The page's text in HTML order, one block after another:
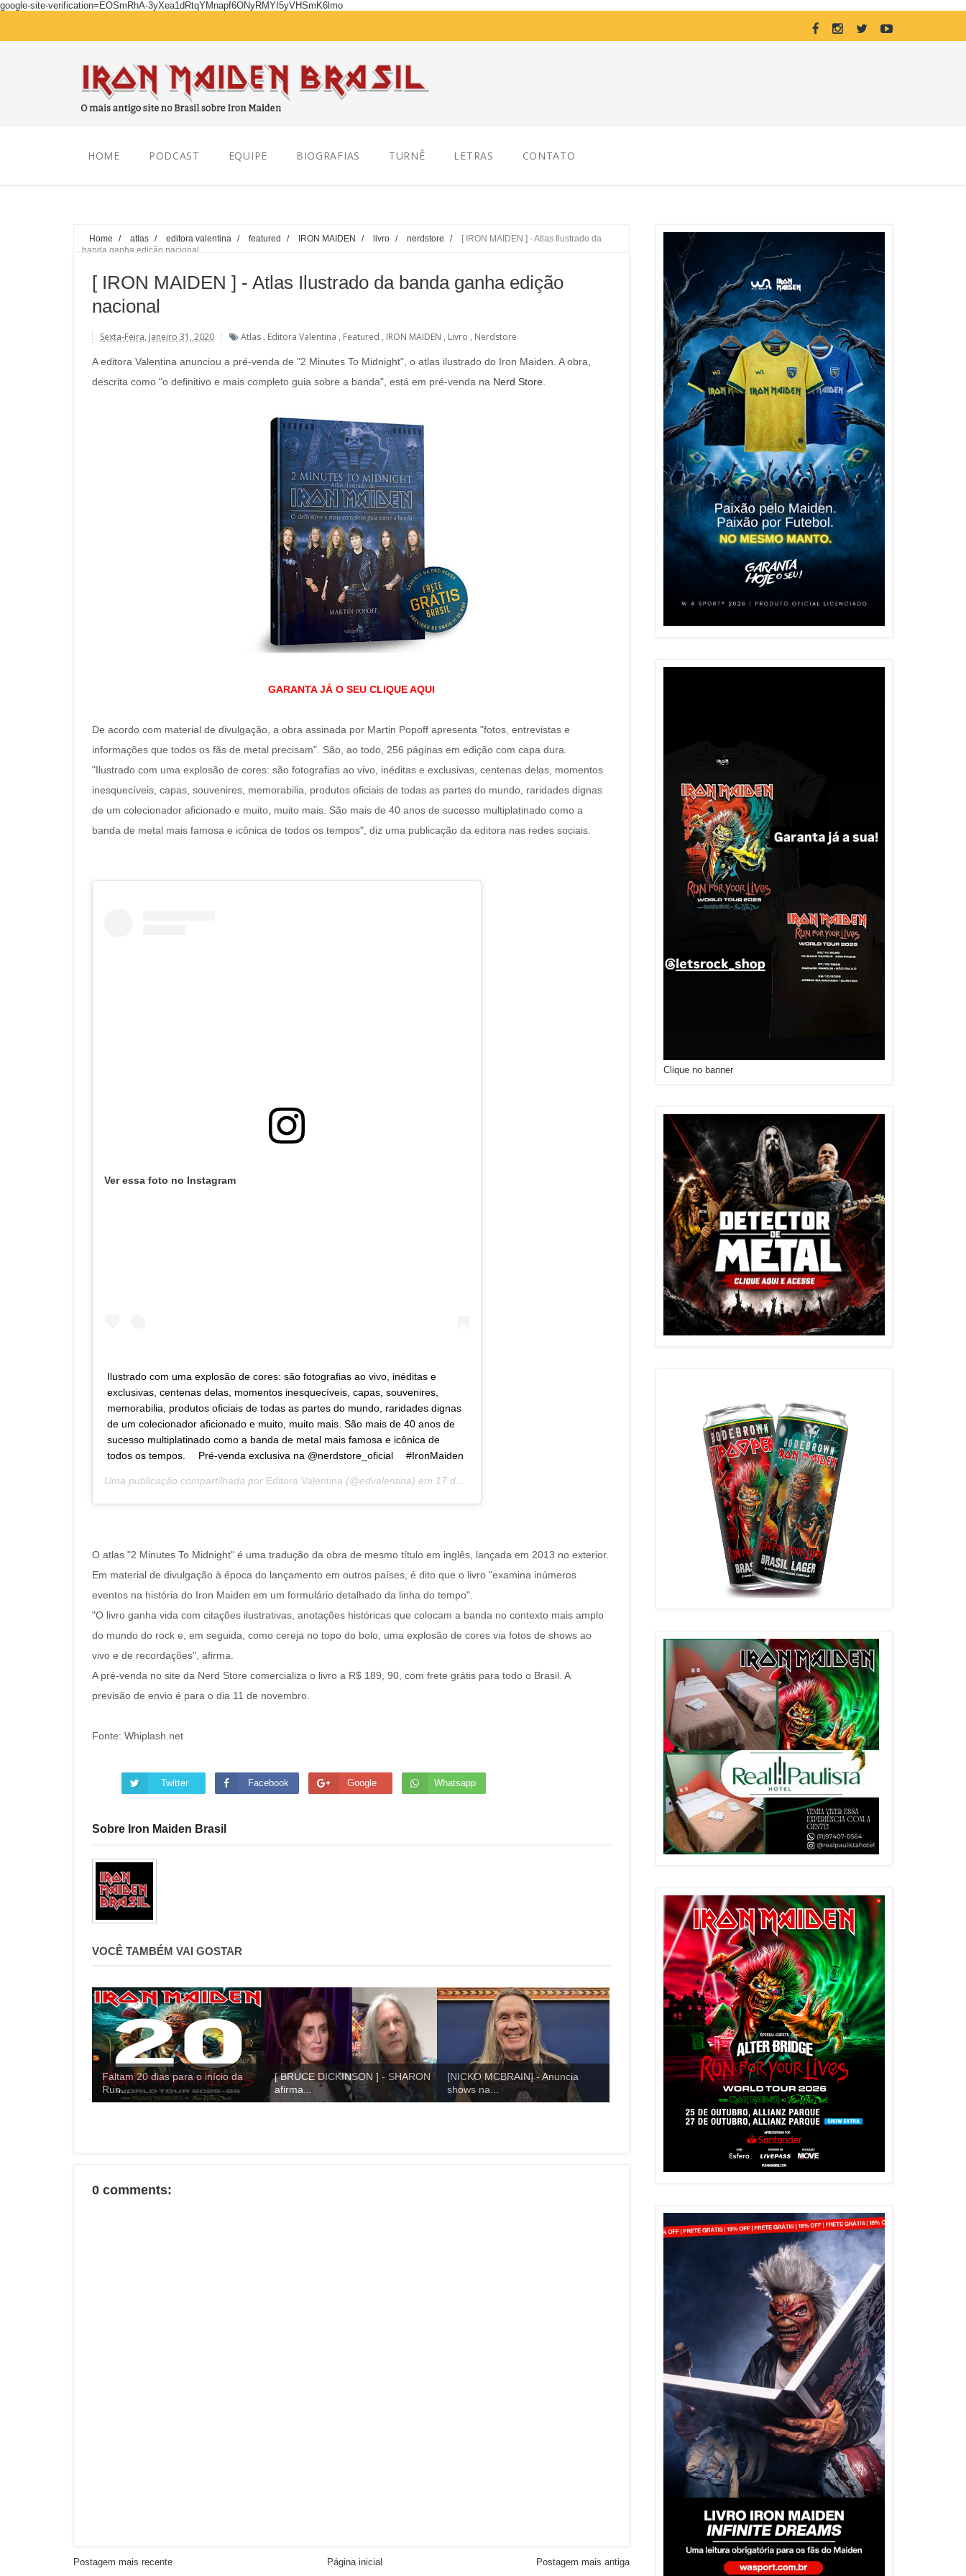
google-site-verification=EOSmRhA-3yXea1dRtqYMnapf6ONyRMYI5yVHSmK6lmo
HOME PODCAST EQUIPE BIOGRAFIAS TURNÊ LETRAS CONTATO
Home / atlas / editora valentina / featured / IRON MAIDEN / livro / nerdstore /
[ IRON MAIDEN ] - Atlas Ilustrado da
banda ganha edição nacional
[ IRON MAIDEN ] - Atlas Ilustrado da banda ganha edição
nacional
Sexta-Feira, Janeiro 31, 2020 Atlas , Editora Valentina , Featured , IRON MAIDEN , Livro , Nerdstore
A editora Valentina anunciou a pré-venda de "2 Minutes To Midnight", o atlas ilustrado do Iron Maiden. A obra,
descrita como "o definitivo e mais completo guia sobre a banda", está em pré-venda na Nerd Store.
GARANTA JÁ O SEU CLIQUE AQUI
De acordo com material de divulgação, a obra assinada por Martin Popoff apresenta "fotos, entrevistas e
informações que todos os fãs de metal precisam". São, ao todo, 256 páginas em edição com capa dura.
"Ilustrado com uma explosão de cores: são fotografias ao vivo, inéditas e exclusivas, centenas delas, momentos
inesquecíveis, capas, souvenires, memorabilia, produtos oficiais de todas as partes do mundo, raridades dignas
de um colecionador aficionado e muito, muito mais. São mais de 40 anos de sucesso multiplatinado como a
banda de metal mais famosa e icônica de todos os tempos", diz uma publicação da editora nas redes sociais.
Ver essa foto no Instagram
Ilustrado com uma explosão de cores: são fotografias ao vivo, inéditas e
exclusivas, centenas delas, momentos inesquecíveis, capas, souvenires,
memorabilia, produtos oficiais de todas as partes do mundo, raridades dignas
de um colecionador aficionado e muito, muito mais. São mais de 40 anos de
sucesso multiplatinado como a banda de metal mais famosa e icônica de
todos os tempos. ⠀ Pré-venda exclusiva na @nerdstore_oficial ⠀ #IronMaiden
Uma publicação compartilhada por Editora Valentina (@edvalentina) em 17 de Out, 2019 às 5:25 PDT
O atlas "2 Minutes To Midnight" é uma tradução da obra de mesmo título em inglês, lançada em 2013 no exterior.
Em material de divulgação à época do lançamento em outros países, é dito que o livro "examina inúmeros
eventos na história do Iron Maiden em um formulário detalhado da linha do tempo".
"O livro ganha vida com citações ilustrativas, anotações históricas que colocam a banda no contexto mais amplo
do mundo do rock e, em seguida, como cereja no topo do bolo, uma explosão de cores via fotos de shows ao
vivo e de recordações", afirma.
A pré-venda no site da Nerd Store comercializa o livro a R$ 189, 90, com frete grátis para todo o Brasil. A
previsão de envio é para o dia 11 de novembro.
Fonte: Whiplash.net
Twitter Facebook Google Whatsapp
Sobre Iron Maiden Brasil
VOCÊ TAMBÉM VAI GOSTAR
Faltam 20 dias para o início da
Run...
[ BRUCE DICKINSON ] - SHARON
afirma...
[NICKO MCBRAIN] - Anuncia
shows na...
0 comments:
Postagem mais recente Postagem mais antiga
Página inicial
Clique no banner